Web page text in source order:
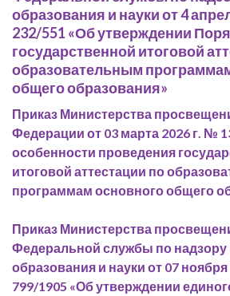
образования и науки от 4
232/551 «Об утверждении
государственной итоговой
образовательным
общего образования»
Приказ Министерства
Федерации от 03 марта 2026 г. №
особенности проведения
итоговой аттестации по
программам основного общего
Приказ Министерства
Федеральной службы по надзору
образования и науки от 07
799/1905 «Об утверждении